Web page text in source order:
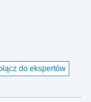
do ekspertów